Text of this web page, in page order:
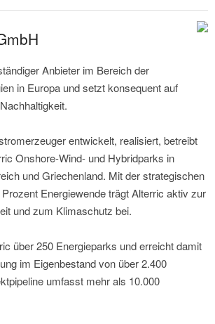
Anbieter im Bereich der
in Europa und setzt konsequent auf
entwickelt, realisiert, betreibt
Onshore-Wind- und Hybridparks in
und Griechenland. Mit der strategischen
Energiewende trägt Alterric aktiv zur
und zum Klimaschutz bei.
über 250 Energieparks und erreicht damit
im Eigenbestand von über 2.400
umfasst mehr als 10.000